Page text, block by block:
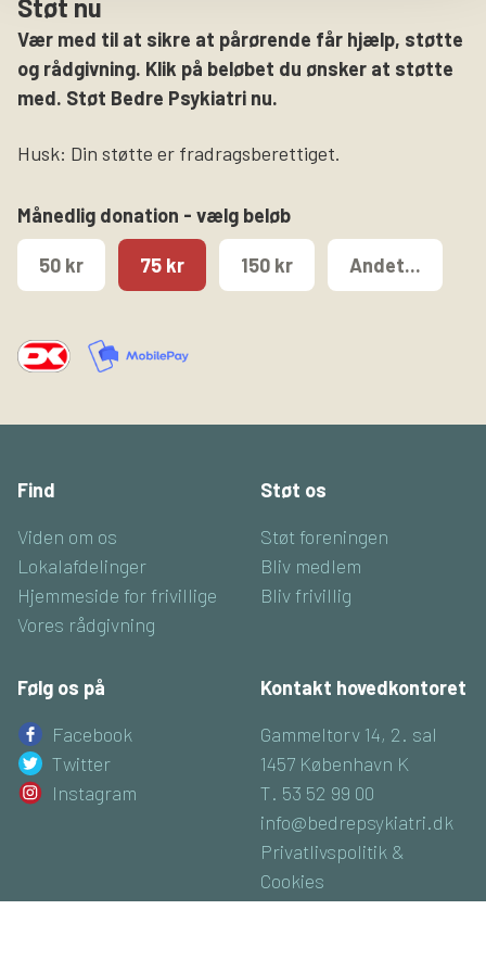
Støt nu
Vær med til at sikre at pårørende får hjælp, støtte
og rådgivning. Klik på beløbet du ønsker at støtte
med. Støt Bedre Psykiatri nu.
Husk: Din støtte er fradragsberettiget.
Månedlig donation - vælg beløb
50 kr 75 kr 150 kr Andet...
Find
Viden om os
Lokalafdelinger
Hjemmeside for frivillige
Vores rådgivning
Støt os
Støt foreningen
Bliv medlem
Bliv frivillig
Følg os på
Facebook
Twitter
Instagram
Kontakt hovedkontoret
Gammeltorv 14, 2. sal
1457 København K
T. 53 52 99 00
info@bedrepsykiatri.dk
Privatlivspolitik &
Cookies
CVR: 16800074